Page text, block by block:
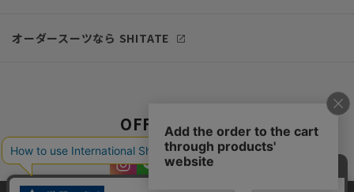
オーダースーツなら SHITATE
OFFICIAL SNS